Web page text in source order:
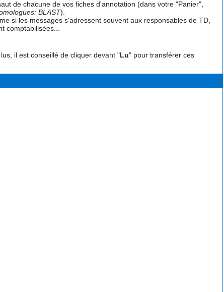
de chacune de vos fiches d'annotation (dans votre "Panier",
BLAST).
si les messages s'adressent souvent aux responsables de TD,
comptabilisées...
il est conseillé de cliquer devant "Lu" pour transférer ces